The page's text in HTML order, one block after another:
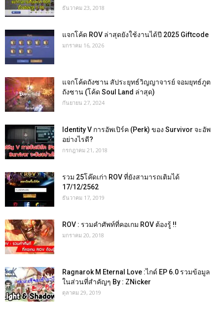
ธันวาคม 23, 2018
แจกโค้ด ROV ล่าสุดยังใช้งานได้ปี 2025 Giftcode
มกราคม 16, 2026
แจกโค้ดถังซาน สัประยุทธ์วิญญาจารย์ จอมยุทธ์ภูต
ถังซาน (โค้ด Soul Land ล่าสุด)
กันยายน 27, 2024
Identity V การอัพเปิร์ค (Perk) ของ Survivor จะอัพ
อย่างไรดี?
กรกฎาคม 21, 2018
รวม 25โค๊ดเก่า ROV ที่ยังสามารถเติมได้
17/12/2562
ธันวาคม 17, 2019
ROV : รวมคำศัพท์ที่คอเกม ROV ต้องรู้ !!
มกราคม 20, 2018
Ragnarok M Eternal Love :ไกด์ EP 6.0 รวมข้อมูล
ในส่วนที่สำคัญๆ By : ZNicker
ตุลาคม 29, 2019